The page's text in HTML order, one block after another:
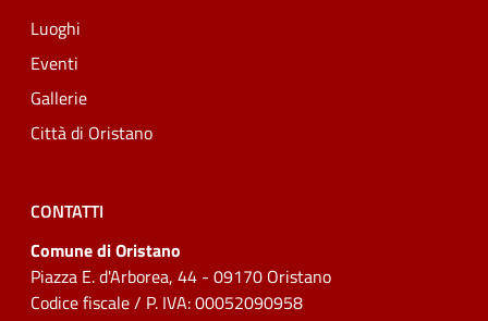
Luoghi
Eventi
Gallerie
Città di Oristano
CONTATTI
Comune di Oristano
Piazza E. d'Arborea, 44 - 09170 Oristano
Codice fiscale / P. IVA: 00052090958